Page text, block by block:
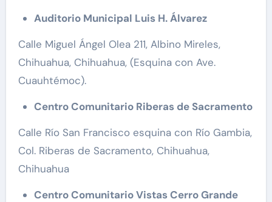
Auditorio Municipal Luis H. Álvarez
Calle Miguel Ángel Olea 211, Albino Mireles,
Chihuahua, Chihuahua, (Esquina con Ave.
Cuauhtémoc).
Centro Comunitario Riberas de Sacramento
Calle Río San Francisco esquina con Río Gambia,
Col. Riberas de Sacramento, Chihuahua,
Chihuahua
Centro Comunitario Vistas Cerro Grande